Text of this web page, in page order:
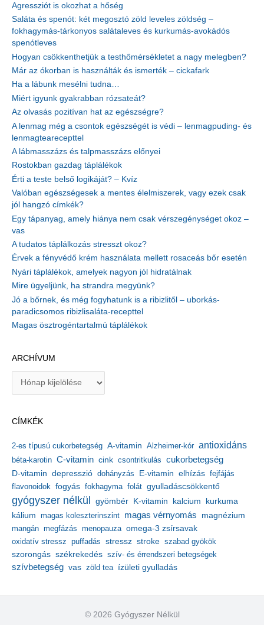
Agressziót is okozhat a hőség
Saláta és spenót: két megosztó zöld leveles zöldség –
fokhagymás-tárkonyos salátaleves és kurkumás-avokádós
spenótleves
Hogyan csökkenthetjük a testhőmérsékletet a nagy melegben?
Már az ókorban is használták és ismerték – cickafark
Ha a lábunk mesélni tudna…
Miért igyunk gyakrabban rózsateát?
Az olvasás pozitívan hat az egészségre?
A lenmag még a csontok egészségét is védi – lenmagpuding- és
lenmagtearecepttel
A lábmasszázs és talpmasszázs előnyei
Rostokban gazdag táplálékok
Érti a teste belső logikáját? – Kvíz
Valóban egészségesek a mentes élelmiszerek, vagy ezek csak
jól hangzó címkék?
Egy tápanyag, amely hiánya nem csak vérszegénységet okoz –
vas
A tudatos táplálkozás stresszt okoz?
Érvek a fényvédő krém használata mellett rosaceás bőr esetén
Nyári táplálékok, amelyek nagyon jól hidratálnak
Mire ügyeljünk, ha strandra megyünk?
Jó a bőrnek, és még fogyhatunk is a ribizlitől – uborkás-
paradicsomos ribizlisaláta-recepttel
Magas ösztrogéntartalmú táplálékok
ARCHÍVUM
í
u
m
CÍMKÉK
2-es típusú cukorbetegség A-vitamin Alzheimer-kór antioxidáns
béta-karotin C-vitamin cink csontritkulás cukorbetegség
D-vitamin depresszió dohányzás E-vitamin elhízás fejfájás
flavonoidok fogyás fokhagyma folát gyulladáscsökkentő
gyógyszer nélkül gyömbér K-vitamin kalcium kurkuma
kálium magas koleszterinszint magas vérnyomás magnézium
mangán megfázás menopauza omega-3 zsírsavak
oxidatív stressz puffadás stressz stroke szabad gyökök
szorongás székrekedés szív- és érrendszeri betegségek
szívbetegség vas zöld tea ízületi gyulladás
© 2026 Gyógyszer Nélkül